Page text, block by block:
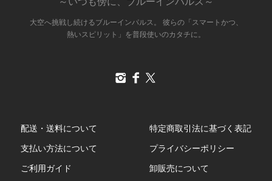
大空へ挑戦し続けるブルーインパルス。 彼らの「スマートかつ、
熱いスピリット」を普段使いのカタチに。
配送・送料について
支払い方法について
ご利用ガイド
特定商取引法に基づく表記
プライバシーポリシー
卸販売について